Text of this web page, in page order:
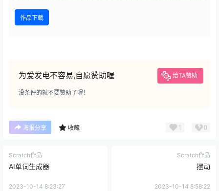
作品下载
为爱发电不容易,自愿赞助喔 给TA赞助
没条件的就不要赞助了喔！
海报分享 收藏 1 0
Scratch作品
AI单词生成器
2023-10-14 8:23:27
Scratch作品
摆动
2023-10-14 8:58:22